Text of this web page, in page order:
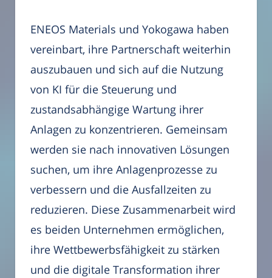
ENEOS Materials und Yokogawa haben
vereinbart, ihre Partnerschaft weiterhin
auszubauen und sich auf die Nutzung
von KI für die Steuerung und
zustandsabhängige Wartung ihrer
Anlagen zu konzentrieren. Gemeinsam
werden sie nach innovativen Lösungen
suchen, um ihre Anlagenprozesse zu
verbessern und die Ausfallzeiten zu
reduzieren. Diese Zusammenarbeit wird
es beiden Unternehmen ermöglichen,
ihre Wettbewerbsfähigkeit zu stärken
und die digitale Transformation ihrer